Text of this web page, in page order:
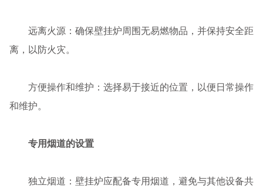
远离火源：确保壁挂炉周围无易燃物品，并保持安全距
离，以防火灾。
方便操作和维护：选择易于接近的位置，以便日常操作
和维护。
专用烟道的设置
独立烟道：壁挂炉应配备专用烟道，避免与其他设备共